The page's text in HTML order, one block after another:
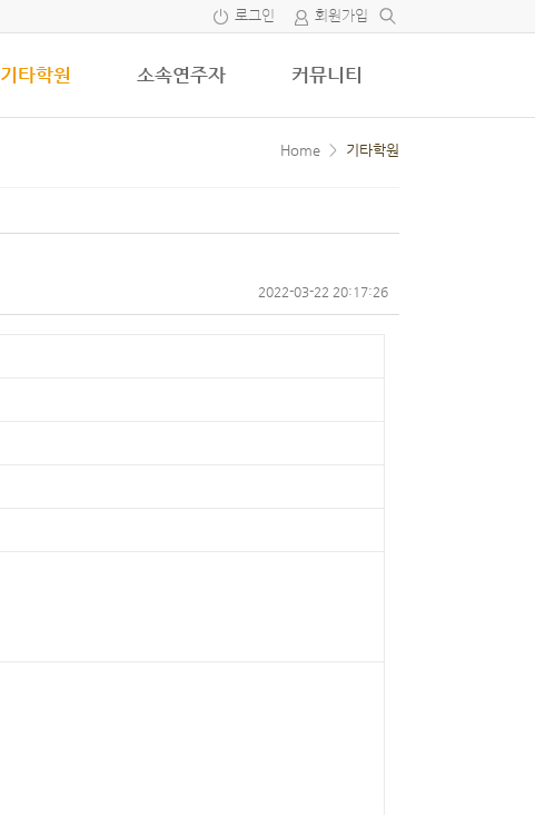
로그인 회원가입
기타학원 소속연주자 커뮤니티
Home > 기타학원
2022-03-22 20:17:26